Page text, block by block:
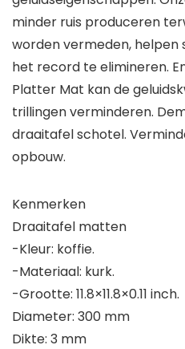
minder ruis produceren
worden vermeden,
het record te elimineren.
Platter Mat kan de
trillingen verminderen.
draaitafel schotel.
opbouw.
Kenmerken
Draaitafel matten
-Kleur: koffie.
-Materiaal: kurk.
-Grootte: 11.8×11.8×0.11 inch.
Diameter: 300 mm
Dikte: 3 mm